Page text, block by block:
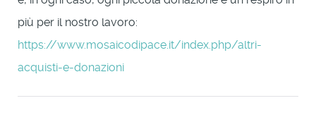
più per il nostro lavoro:
https://www.mosaicodipace.it/index.php/altri-
acquisti-e-donazioni